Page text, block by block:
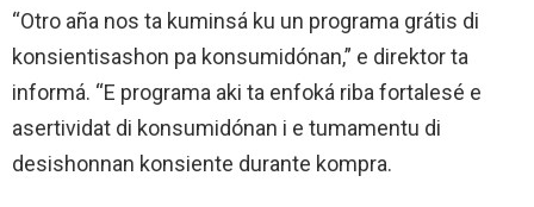
“Otro aña nos ta kuminsá ku un programa grátis di
konsientisashon pa konsumidónan,” e direktor ta
informá. “E programa aki ta enfoká riba fortalesé e
asertividat di konsumidónan i e tumamentu di
desishonnan konsiente durante kompra.